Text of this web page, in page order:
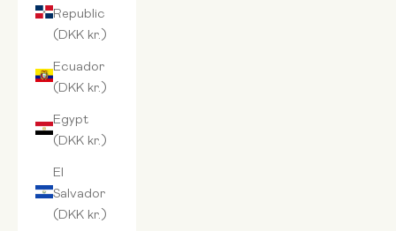
Republic
(DKK kr.)
Ecuador
(DKK kr.)
Egypt
(DKK kr.)
El
Salvador
(DKK kr.)